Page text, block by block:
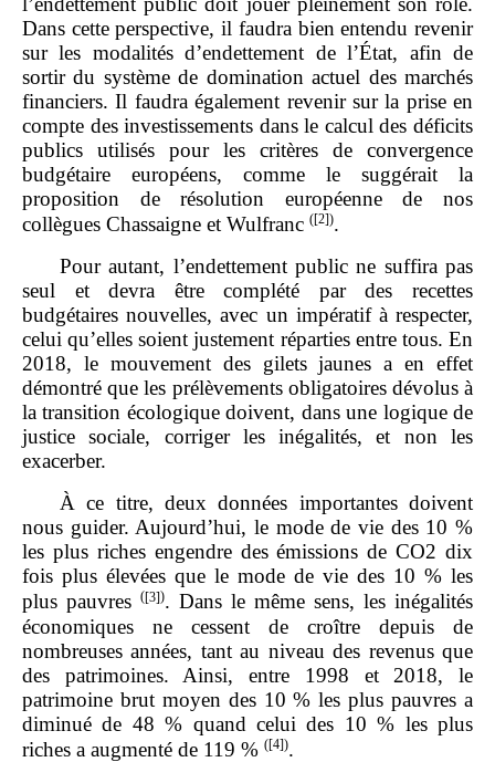
Dans cette perspective, il faudra bien entendu revenir
sur les modalités d’endettement de l’État, afin de
sortir du système de domination actuel des marchés
financiers. Il faudra également revenir sur la prise en
compte des investissements dans le calcul des déficits
publics utilisés pour les critères de convergence
budgétaire européens, comme le suggérait la
proposition de résolution européenne de nos
collègues Chassaigne et Wulfranc ([2]).
Pour autant, l’endettement public ne suffira pas
seul et devra être complété par des recettes
budgétaires nouvelles, avec un impératif à respecter,
celui qu’elles soient justement réparties entre tous. En
2018, le mouvement des gilets jaunes a en effet
démontré que les prélèvements obligatoires dévolus à
la transition écologique doivent, dans une logique de
justice sociale, corriger les inégalités, et non les
exacerber.
À ce titre, deux données importantes doivent
nous guider. Aujourd’hui, le mode de vie des 10 %
les plus riches engendre des émissions de CO2 dix
fois plus élevées que le mode de vie des 10 % les
plus pauvres ([3]). Dans le même sens, les inégalités
économiques ne cessent de croître depuis de
nombreuses années, tant au niveau des revenus que
des patrimoines. Ainsi, entre 1998 et 2018, le
patrimoine brut moyen des 10 % les plus pauvres a
diminué de 48 % quand celui des 10 % les plus
riches a augmenté de 119 % ([4]).